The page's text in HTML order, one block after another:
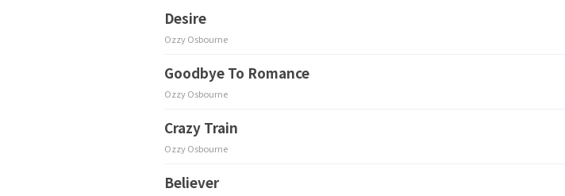
Desire
Ozzy Osbourne
Goodbye To Romance
Ozzy Osbourne
Crazy Train
Ozzy Osbourne
Believer